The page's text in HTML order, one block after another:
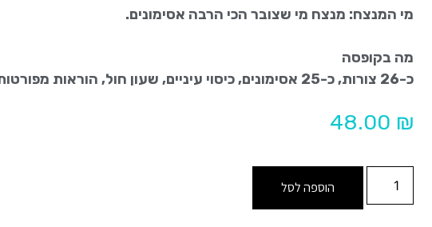
מי המנצח: מנצח מי שצובר הכי הרבה אסימונים.
מה בקופסה
כ-26 צורות, כ-25 אסימונים, כיסוי עיניים, שעון חול, הוראות מפורטות
48.00 ₪
הוספה לסל